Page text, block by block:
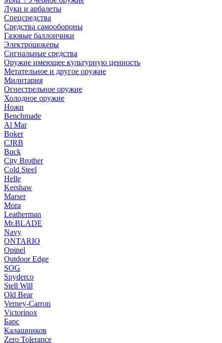
Луки и арбалеты
Спецсредства
Средства самообороны
Газовые баллончики
Электрошокеры
Сигнальные средства
Оружие имеющее культурную ценность
Метательное и другое оружие
Милитария
Огнестрельное оружие
Холодное оружие
Ножи
Benchmade
Al Mar
Boker
CJRB
Buck
City Brother
Cold Steel
Helle
Kershaw
Marser
Mora
Leatherman
Mr.BLADE
Navy
ONTARIO
Opinel
Outdoor Edge
SOG
Spyderco
Stell Will
Old Bear
Verney-Carron
Victorinox
Барс
Калашников
Zero Tolerance